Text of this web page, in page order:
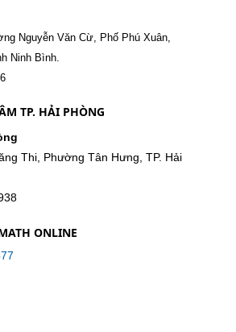
Nguyễn Văn Cừ, Phố Phú Xuân,
Ninh Bình.
TP. HẢI PHÒNG
Thi, Phường Tân Hưng, TP. Hải
ONLINE